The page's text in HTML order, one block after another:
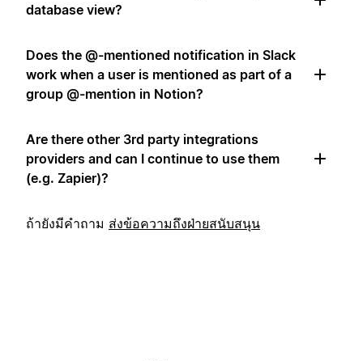
database view?
Does the @-mentioned notification in Slack
work when a user is mentioned as part of a
group @-mention in Notion?
Are there other 3rd party integrations
providers and can I continue to use them
(e.g. Zapier)?
ถ้ายังมีคำถาม ส่งข้อความถึงฝ่ายสนับสนุน